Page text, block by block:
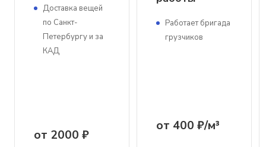
Доставка вещей
по Санкт-
Петербургу и за
КАД
от 2000 ₽
Работает бригада
грузчиков
от 400 ₽/м³